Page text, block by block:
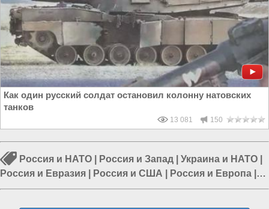
Как один русский солдат остановил колонну натовских
танков
13 081 150
Россия и НАТО Россия и Запад Украина и НАТО
Россия и Евразия
Россия и США Россия и Европа
США и Европа